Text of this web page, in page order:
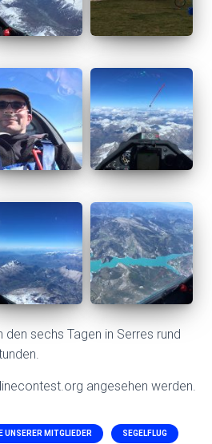
sechs Tagen in Serres rund
angesehen werden.
UNSERER MITGLIEDER SEGELFLUG